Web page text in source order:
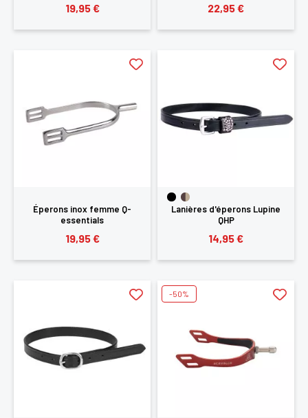
19,95 € 22,95 €
Éperons inox femme Q-
essentials
19,95 €
Lanières d'éperons Lupine
QHP
14,95 €
-50%